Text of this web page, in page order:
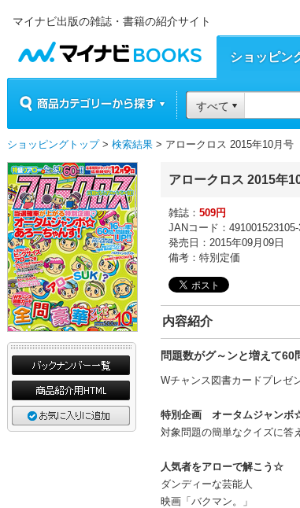
マイナビ出版の雑誌・書籍の紹介サイト
マイナビBOOKS
ショッピン
すべて
ショッピングトップ> 検索結果 > アロークロス 2015年10月号
アロークロス 2015年
雑誌： 509円
JANコード：
発売日：2015年09月09日
備考：特別定価
内容紹介
問題数がグ～ンと増えて60
Wチャンス図書カードプレゼ
特別企画 オータムジャンボ
対象問題の簡単なクイズに答
人気者をアローで解こう☆
ダンディーな芸能人
映画「バクマン。」